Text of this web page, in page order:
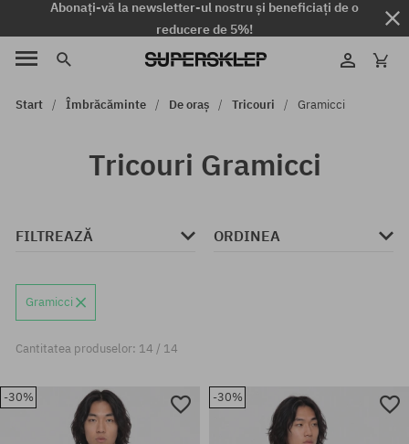
Abonați-vă la newsletter-ul nostru și beneficiați de o
reducere de 5%!
Start Îmbrăcăminte De oraș Tricouri Gramicci
Tricouri Gramicci
FILTREAZĂ ORDINEA
Gramicci
Cantitatea produselor: 14 / 14
-30% -30%